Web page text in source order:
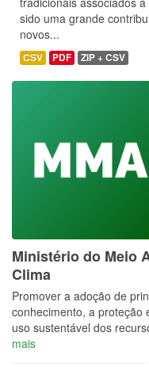
sido uma grande
novos...
CSV PDF ZIP + CSV
Ministério do Meio
Clima
Promover a adoção de
conhecimento, a proteção
uso sustentável dos
mais